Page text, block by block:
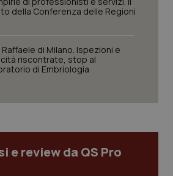
della Conferenza delle Regioni
Raffaele di Milano. Ispezioni e
riscontrate, stop al
di Embriologia
e review da QS Pro
YouTube
.youtube.com